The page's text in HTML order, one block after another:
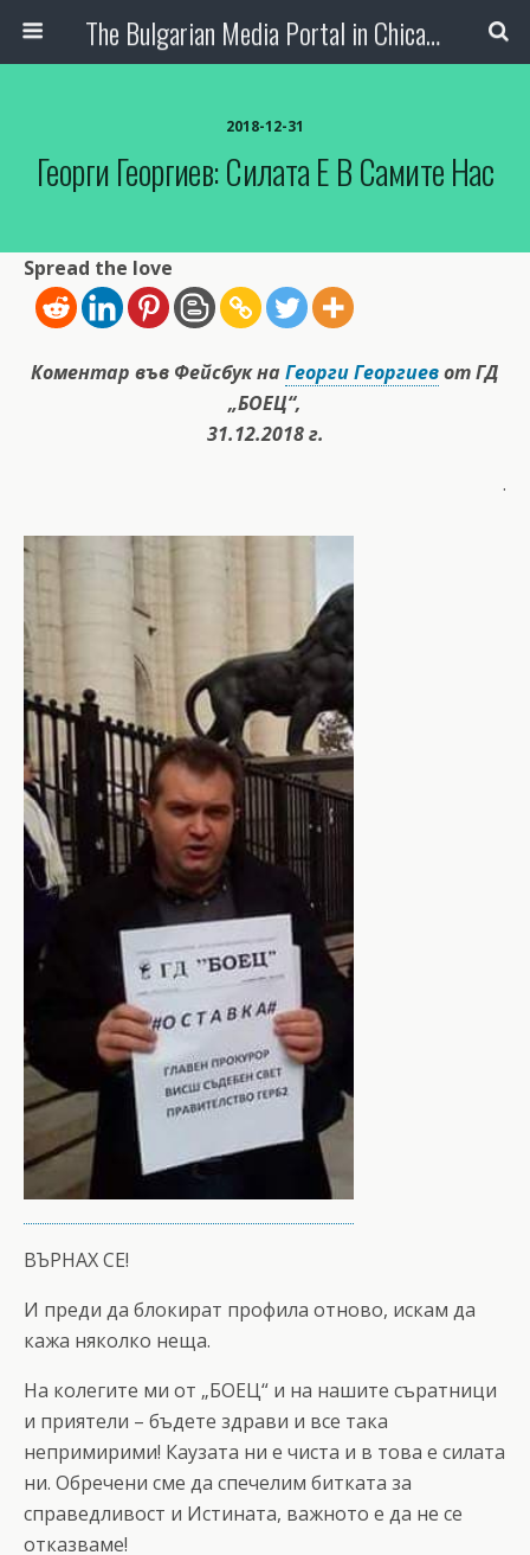
The Bulgarian Media Portal in Chicago
2018-12-31
Георги Георгиев: Силата Е В Самите Нас
Spread the love
Коментар във Фейсбук на Георги ГеоргиевотГД
„БОЕЦ“,
31.12.2018 г.
.
ВЪРНАХ СЕ!
И преди да блокират профила отново, искам да
кажа няколко неща.
На колегите ми от „БОЕЦ“ и на нашите съратници
и приятели – бъдете здрави и все така
непримирими! Каузата ни е чиста и в това е силата
ни. Обречени сме да спечелим битката за
справедливост и Истината, важното е да не се
отказваме!